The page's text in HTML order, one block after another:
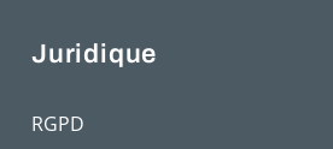
Juridique
RGPD